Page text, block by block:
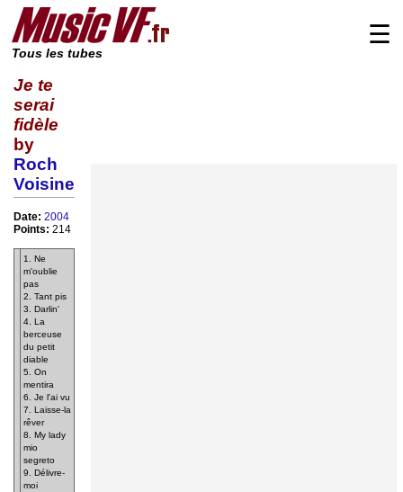
Tous les tubes
☰
Je te
serai
fidèle
by
Roch
Voisine
Date: 2004
Points: 214
1. Ne
m'oublie
pas
2. Tant pis
3. Darlin'
4. La
berceuse
du petit
diable
5. On
mentira
6. Je l'ai vu
7. Laisse-la
rêver
8. My lady
mio
segreto
9. Délivre-
moi